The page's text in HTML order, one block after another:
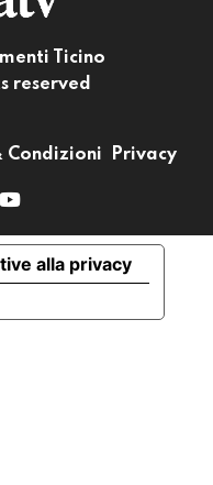
Ticino
reserved
Condizioni Privacy
alla privacy